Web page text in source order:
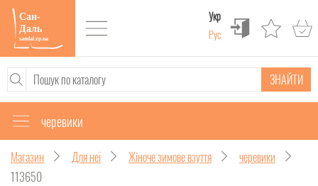
Укр
Рус
ЗНАЙТИ
черевики
Магазин Для неї Жіноче зимове взуття
черевики
113650